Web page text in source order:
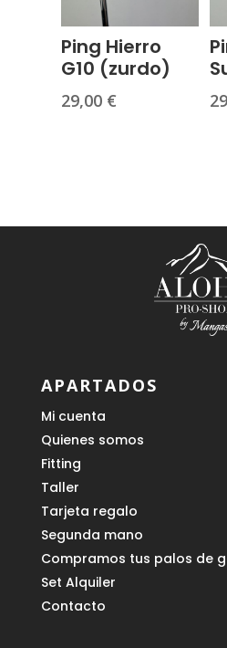
Ping Hierro
G10 (zurdo)
29,00 €
APARTADOS
Mi cuenta
Quienes somos
Fitting
Taller
Tarjeta regalo
Segunda mano
Compramos tus palos de
Set Alquiler
Contacto